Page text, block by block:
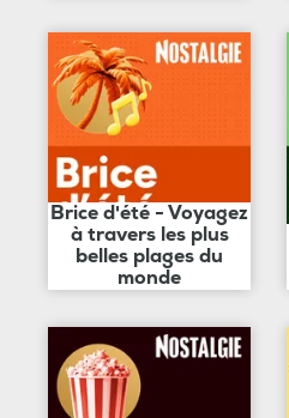
Brice d'été - Voyagez
à travers les plus
belles plages du
monde